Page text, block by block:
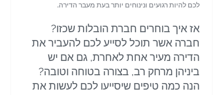
לכם להיות רגועים ונינוחים יותר בעת מעבר הדירה.
אז איך בוחרים חברת הובלות שכזו?
חברה אשר תוכל לסייע לכם להעביר את
הדירה מעיר אחת לאחרת, גם אם יש
ביניהן מרחק רב, בצורה בטוחה וטובה?
הנה כמה טיפים שיסייעו לכם לעשות את